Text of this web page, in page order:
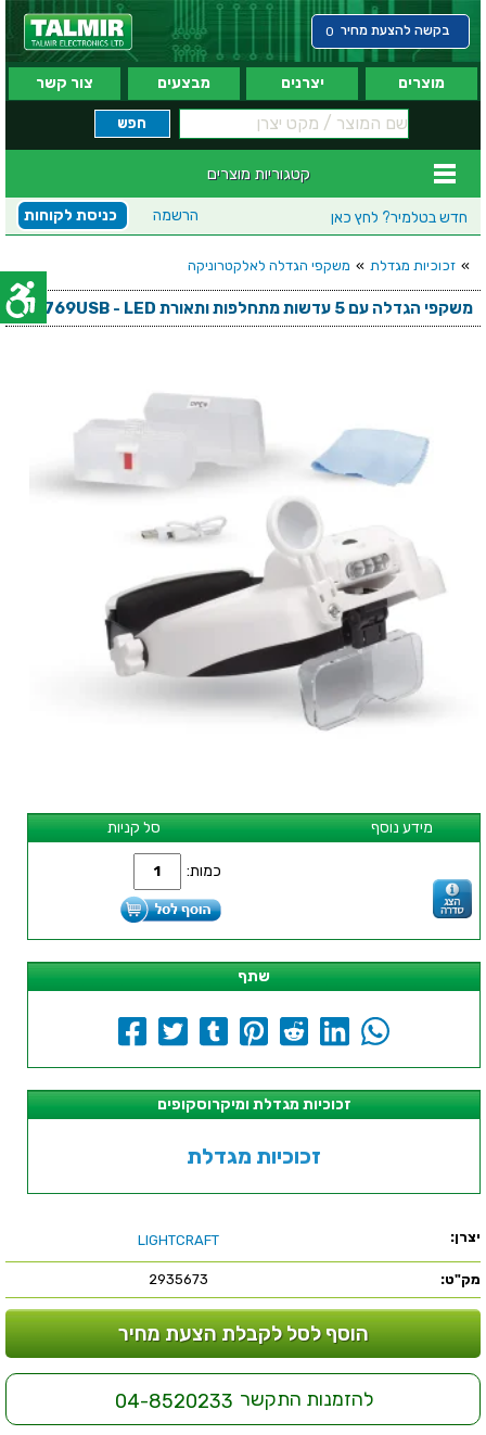
בקשה להצעת מחיר 0
מוצרים יצרנים מבצעים צור קשר
קטגוריות מוצרים
חדש בטלמיר? לחץ כאן כניסת לקוחות הרשמה
» זכוכיות מגדלת » משקפי הגדלה לאלקטרוניקה
משקפי הגדלה עם 5 עדשות מתחלפות ותאורת LC1769USB - LED
סל קניות מידע נוסף
כמות:
שתף
זכוכיות מגדלת ומיקרוסקופים
זכוכיות מגדלת
יצרן: LIGHTCRAFT
מק"ט: 2935673
הוסף לסל לקבלת הצעת מחיר
להזמנות התקשר 04-8520233